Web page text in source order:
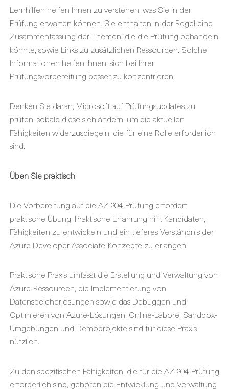
Lernhilfen helfen Ihnen zu verstehen, was Sie in der
Prüfung erwarten können. Sie enthalten in der Regel eine
Zusammenfassung der Themen, die die Prüfung behandeln
könnte, sowie Links zu zusätzlichen Ressourcen. Solche
Informationen helfen Ihnen, sich bei Ihrer
Prüfungsvorbereitung besser zu konzentrieren.
Denken Sie daran, Microsoft auf Prüfungsupdates zu
prüfen, sobald diese sich ändern, um die aktuellen
Fähigkeiten widerzuspiegeln, die für eine Rolle erforderlich
sind.
Üben Sie praktisch
Die Vorbereitung auf die AZ-204-Prüfung erfordert
praktische Übung. Praktische Erfahrung hilft Kandidaten,
Fähigkeiten zu entwickeln und ein tieferes Verständnis der
Azure Developer Associate-Konzepte zu erlangen.
Praktische Praxis umfasst die Erstellung und Verwaltung von
Azure-Ressourcen, die Implementierung von
Datenspeicherlösungen sowie das Debuggen und
Optimieren von Azure-Lösungen. Online-Labore, Sandbox-
Umgebungen und Demoprojekte sind für diese Praxis
nützlich.
Zu den spezifischen Fähigkeiten, die für die AZ-204-Prüfung
erforderlich sind, gehören die Entwicklung und Verwaltung